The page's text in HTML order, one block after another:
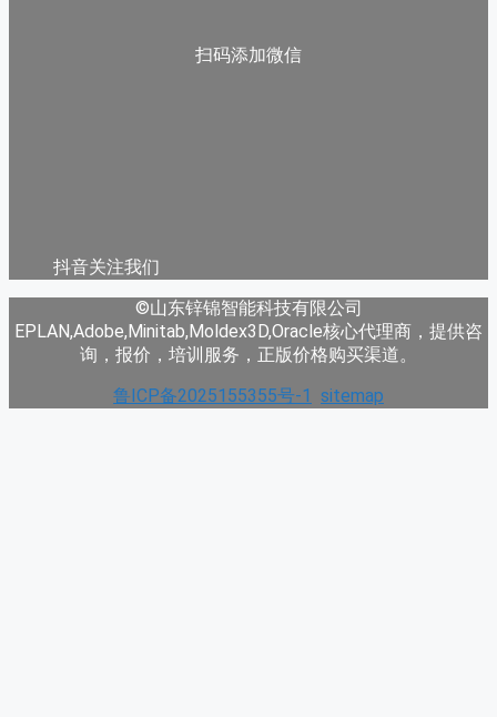
扫码添加微信
抖音关注我们
©山东锌锦智能科技有限公司
EPLAN,Adobe,Minitab,Moldex3D,Oracle核心代理商，提供咨
询，报价，培训服务，正版价格购买渠道。
鲁ICP备2025155355号-1
sitemap